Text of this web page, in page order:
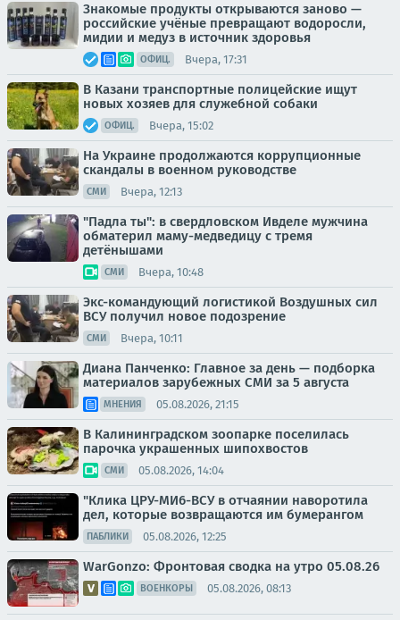
Знакомые продукты открываются заново —
российские учёные превращают водоросли,
мидии и медуз в источник здоровья
ОФИЦ. Вчера, 17:31
В Казани транспортные полицейские ищут
новых хозяев для служебной собаки
ОФИЦ. Вчера, 15:02
На Украине продолжаются коррупционные
скандалы в военном руководстве
СМИ Вчера, 12:13
"Падла ты": в свердловском Ивделе мужчина
обматерил маму-медведицу с тремя
детёнышами
СМИ Вчера, 10:48
Экс-командующий логистикой Воздушных сил
ВСУ получил новое подозрение
СМИ Вчера, 10:11
Диана Панченко: Главное за день — подборка
материалов зарубежных СМИ за 5 августа
МНЕНИЯ 05.08.2026, 21:15
В Калининградском зоопарке поселилась
парочка украшенных шипохвостов
СМИ 05.08.2026, 14:04
"Клика ЦРУ-МИ6-ВСУ в отчаянии наворотила
дел, которые возвращаются им бумерангом
ПАБЛИКИ 05.08.2026, 12:25
WarGonzo: Фронтовая сводка на утро 05.08.26
ВОЕНКОРЫ 05.08.2026, 08:13